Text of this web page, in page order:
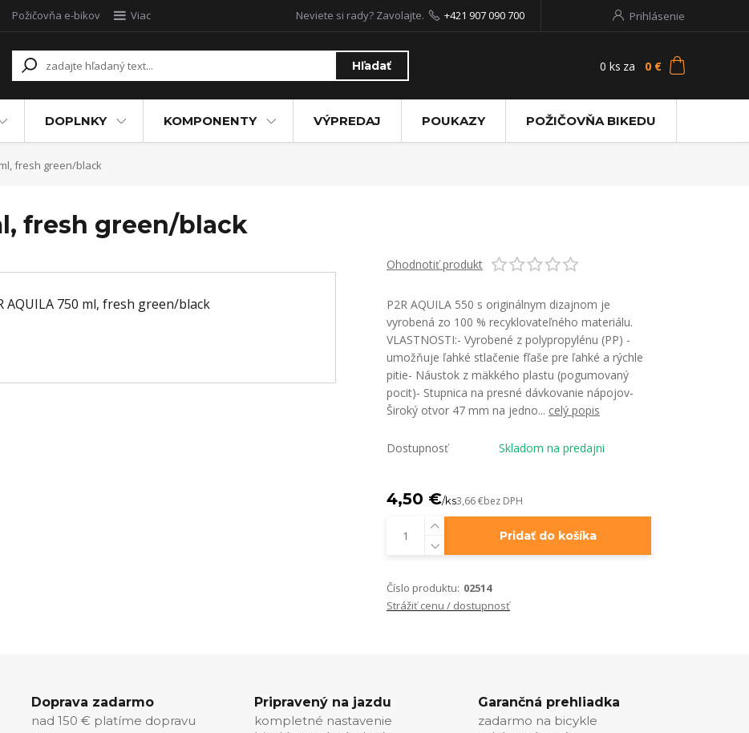
Požičovňa e-bikov Viac Prihlásenie
Hľadať
Neviete si rady? Zavolajte. +421 907 090 700
0 ks za 0 €
DOPLNKY KOMPONENTY VÝPREDAJ POUKAZY POŽIČOVŇA BIKEDU
ml, fresh green/black
fresh green/black
Ohodnotiť produkt
P2R AQUILA 550 s originálnym dizajnom je
vyrobená zo 100 % recyklovateľného materiálu.
VLASTNOSTI:- Vyrobené z polypropylénu (PP) -
umožňuje ľahké stlačenie fľaše pre ľahké a rýchle
pitie- Náustok z mäkkého plastu (pogumovaný
pocit)- Stupnica na presné dávkovanie nápojov-
Široký otvor 47 mm na jedno... celý popis
Dostupnosť Skladom na predajni
4,50 €/ks3,66 €bez DPH
Pridať do košíka
Číslo produktu: 02514
Strážiť cenu / dostupnosť
Doprava zadarmo
nad 150 € platíme dopravu
Pripravený na jazdu
kompletné nastavenie
Garančná prehliadka
zadarmo na bicykle